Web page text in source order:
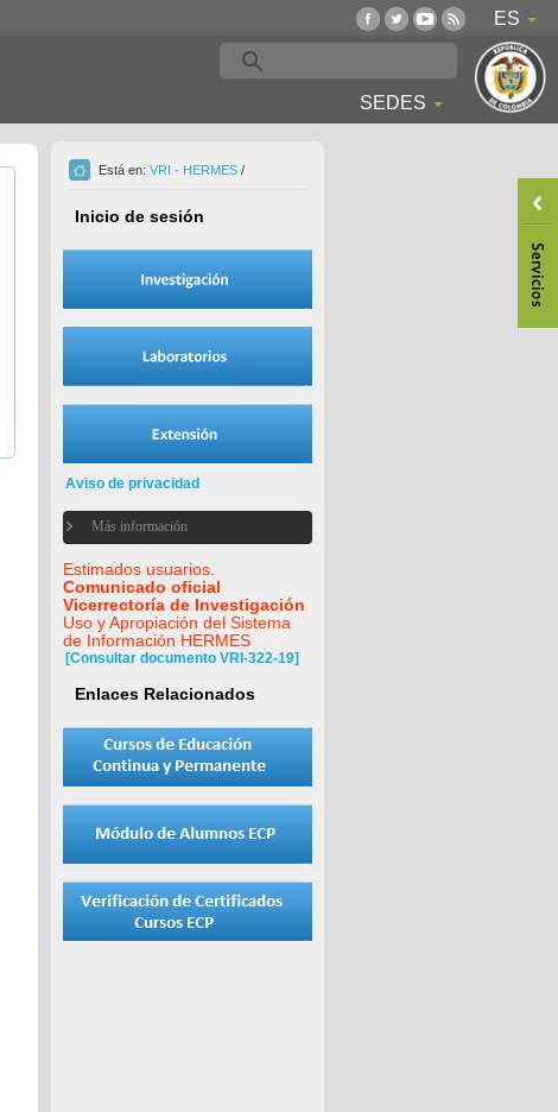
ES
SEDES
Está en: VRI - HERMES /
Inicio de sesión
Aviso de privacidad
Más información
Estimados usuarios.
Comunicado oficial
Vicerrectoría de Investigación
Uso y Apropiación del Sistema
de Información HERMES
[Consultar documento VRI-322-19]
Enlaces Relacionados